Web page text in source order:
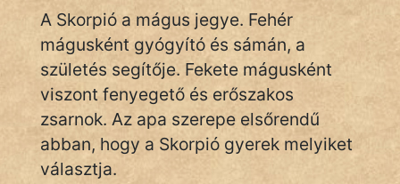
A Skorpió a mágus jegye. Fehér
mágusként gyógyító és sámán, a
születés segítője. Fekete mágusként
viszont fenyegető és erőszakos
zsarnok. Az apa szerepe elsőrendű
abban, hogy a Skorpió gyerek melyiket
választja.